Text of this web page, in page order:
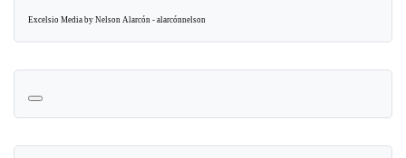
Excelsio Media by Nelson Alarcón - alarcónnelson